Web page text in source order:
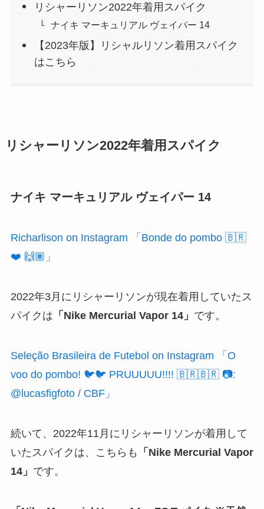
リシャーリソン2022年着用スパイク
ナイキ マーキュリアル ヴェイパー 14
【2023年版】リシャルリソン着用スパイク
はこちら
リシャーリソン2022年着用スパイク
ナイキ マーキュリアル ヴェイパー 14
Richarlison on Instagram 「Bonde do pombo 🇧🇷
❤️ 🙌🏽」
2022年3月にリシャーリソンが現在着用していたス
パイクは 「Nike Mercurial Vapor 14」 です。
Seleção Brasileira de Futebol on Instagram 「O
voo do pombo! 🐦🐦 PRUUUUU!!!! 🇧🇷🇧🇷 📷:
@lucasfigfoto / CBF」
続いて、2022年11月にリシャーリソンが着用して
いたスパイクは、こちらも
「Nike Mercurial Vapor
14」 です。